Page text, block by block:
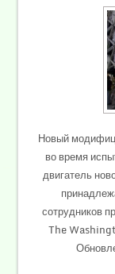
Новый
во время
двигатель
сотрудников
The